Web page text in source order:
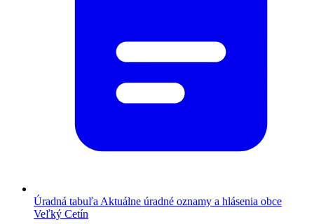
Úradná tabuľa Aktuálne úradné oznamy a hlásenia obce
Veľký Cetín